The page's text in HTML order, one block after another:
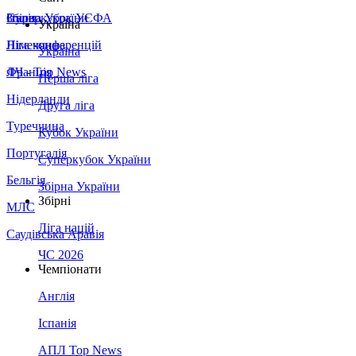
Збірна України
Італія
Німеччина
Франція
Нідерланди
Туреччина
Португалія
Бельгія
МЛС
Саудівська Аравія
Суперкубок УЄФА
Ліга конференцій
ЛЧ - Top News
Україна
Україна
Перша ліга
Друга ліга
Кубок України
Суперкубок України
Збірна України
Збірні
Ліга націй
ЧС 2026
Чемпіонати
Англія
Іспанія
АПЛ Top News